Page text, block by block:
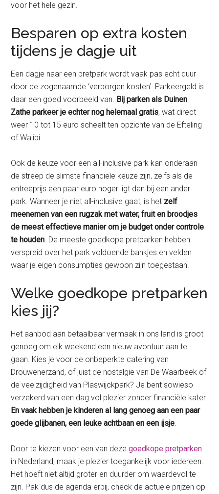
voor het hele gezin.
Besparen op extra kosten
tijdens je dagje uit
Een dagje naar een pretpark wordt vaak pas echt duur
door de zogenaamde ‘verborgen kosten’. Parkeergeld is
daar een goed voorbeeld van. Bij parken als Duinen
Zathe parkeer je echter nog helemaal gratis, wat direct
weer 10 tot 15 euro scheelt ten opzichte van de Efteling
of Walibi.
Ook de keuze voor een all-inclusive park kan onderaan
de streep de slimste financiële keuze zijn, zelfs als de
entreeprijs een paar euro hoger ligt dan bij een ander
park. Wanneer je niet all-inclusive gaat, is het zelf
meenemen van een rugzak met water, fruit en broodjes
de meest effectieve manier om je budget onder controle
te houden. De meeste goedkope pretparken hebben
verspreid over het park voldoende bankjes en velden
waar je eigen consumpties gewoon zijn toegestaan.
Welke goedkope pretparken
kies jij?
Het aanbod aan betaalbaar vermaak in ons land is groot
genoeg om elk weekend een nieuw avontuur aan te
gaan. Kies je voor de onbeperkte catering van
Drouwenerzand, of juist de nostalgie van De Waarbeek of
de veelzijdigheid van Plaswijckpark? Je bent sowieso
verzekerd van een dag vol plezier zonder financiële kater.
En vaak hebben je kinderen al lang genoeg aan een paar
goede glijbanen, een leuke achtbaan en een ijsje.
Door te kiezen voor een van dezegoedkope pretparken
in Nederland, maak je plezier toegankelijk voor iedereen.
Het hoeft niet altijd groter en duurder om waardevol te
zijn. Pak dus de agenda erbij, check de actuele prijzen op